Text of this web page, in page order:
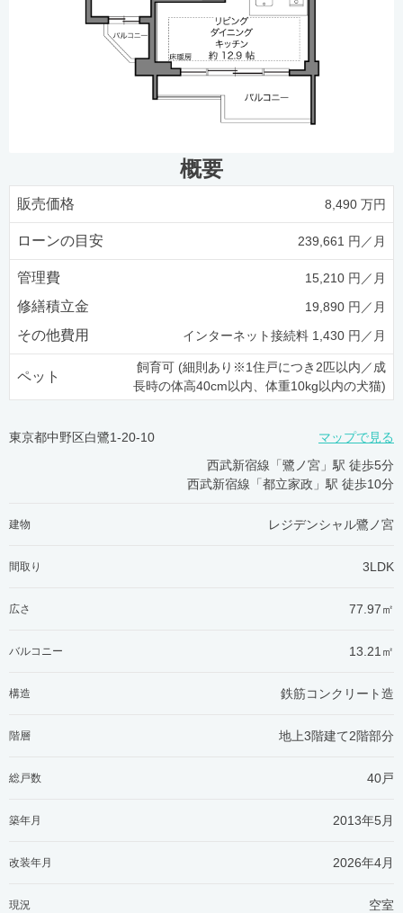
概要
販売価格 8,490 万円
ローンの目安 239,661 円／月
管理費 15,210 円／月
修繕積立金 19,890 円／月
その他費用 インターネット接続料 1,430 円／月
ペット
飼育可 (細則あり※1住戸につき2匹以内／成
長時の体高40cm以内、体重10kg以内の犬猫)
東京都中野区白鷺1-20-10
マップで見る
西武新宿線「鷺ノ宮」駅 徒歩5分
西武新宿線「都立家政」駅 徒歩10分
建物 レジデンシャル鷺ノ宮
間取り 3LDK
広さ 77.97㎡
バルコニー 13.21㎡
構造 鉄筋コンクリート造
階層 地上3階建て2階部分
総戸数 40戸
築年月 2013年5月
改装年月 2026年4月
現況 空室